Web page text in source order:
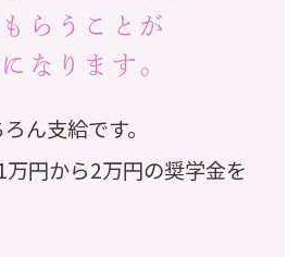
らうことが
なります。
ん支給です。
万円から2万円の奨学金を